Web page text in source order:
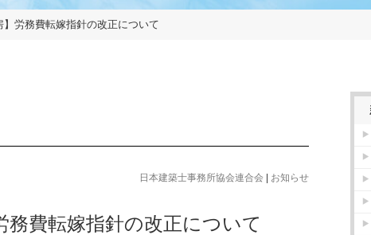
】労務費転嫁指針の改正について
日本建築士事務所協会連合会 お知らせ
務費転嫁指針の改正について